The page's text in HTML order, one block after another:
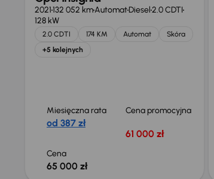
2021132 052 kmAutomatDiesel2.0 CDTI
128 kW
2.0 CDTI 174 KM Automat
Skóra
+5 kolejnych
Miesięczna rata
od 387 zł
Cena promocyjna
61 000 zł
Cena
65 000 zł
Taniej o 2 000 zł